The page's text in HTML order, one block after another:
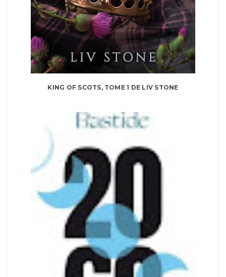
KING OF SCOTS, TOME 1 DE LIV STONE